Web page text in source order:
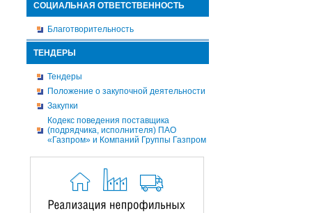
СОЦИАЛЬНАЯ ОТВЕТСТВЕННОСТЬ
Благотворительность
ТЕНДЕРЫ
Тендеры
Положение о закупочной деятельности
Закупки
Кодекс поведения поставщика
(подрядчика, исполнителя) ПАО
«Газпром» и Компаний Группы Газпром